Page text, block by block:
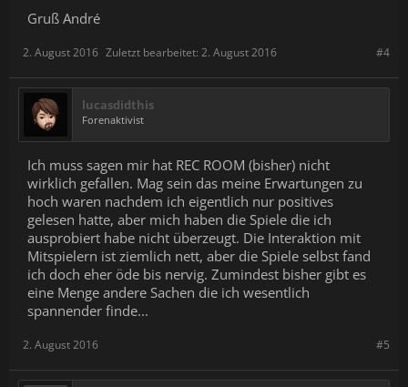
Gruß André
#4
2. August 2016 Zuletzt bearbeitet: 2. August 2016
lucasdidthis
Forenaktivist
Ich muss sagen mir hat REC ROOM (bisher) nicht
wirklich gefallen. Mag sein das meine Erwartungen zu
hoch waren nachdem ich eigentlich nur positives
gelesen hatte, aber mich haben die Spiele die ich
ausprobiert habe nicht überzeugt. Die Interaktion mit
Mitspielern ist ziemlich nett, aber die Spiele selbst fand
ich doch eher öde bis nervig. Zumindest bisher gibt es
eine Menge andere Sachen die ich wesentlich
spannender finde...
#5
2. August 2016